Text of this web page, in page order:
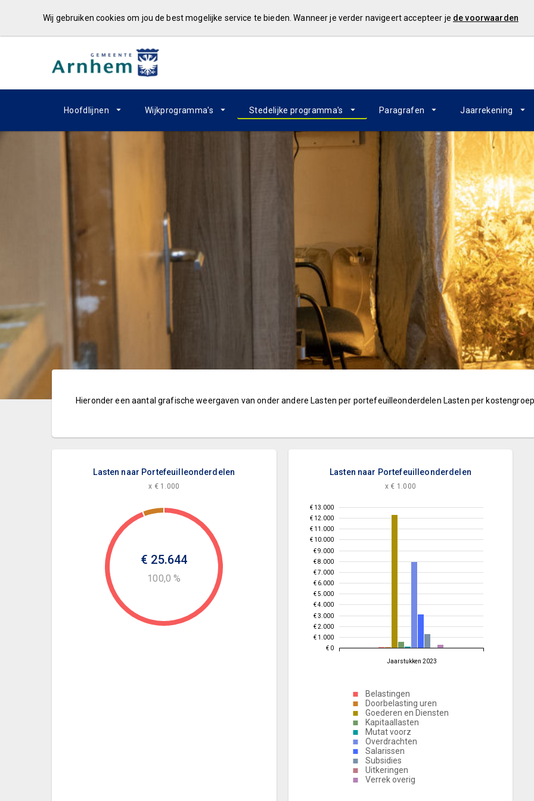
Wij gebruiken cookies om jou de best mogelijke service te bieden. Wanneer je verder navigeert accepteer je de voorwaarden
Hoofdlijnen Wijkprogramma's Stedelijke programma's Paragrafen Jaarrekening
Hieronder een aantal grafische weergaven van onder andere Lasten per portefeuilleonderdelen Lasten per
Lasten naar Portefeuilleonderdelen
x € 1.000
€ 25.644
100,0 %
Lasten naar Portefeuilleonderdelen
x € 1.000
€ 0
€ 1.000
€ 2.000
€ 3.000
€ 4.000
€ 5.000
€ 6.000
€ 7.000
€ 8.000
€ 9.000
€ 10.000
€ 11.000
€ 12.000
€ 13.000
Jaarstukken 2023
Belastingen
Doorbelasting uren
Goederen en Diensten
Kapitaallasten
Mutat voorz
Overdrachten
Salarissen
Subsidies
Uitkeringen
Verrek overig